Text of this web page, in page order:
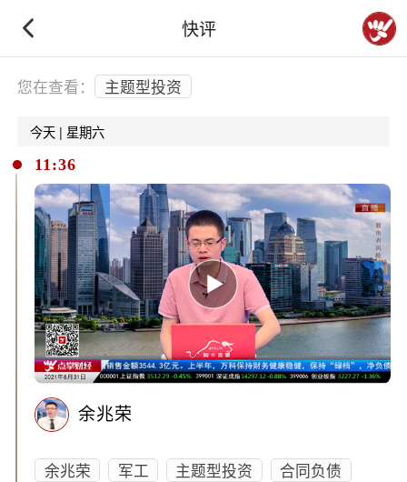
快评
下拉刷新
您在查看： 主题型投资
今天 | 星期六
11:36
余兆荣
余兆荣 军工 主题型投资
合同负债